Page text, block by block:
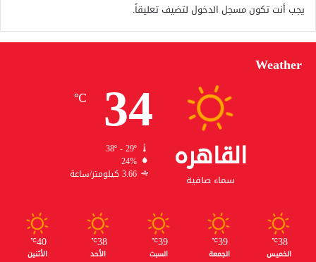
يجب أنت تكونمسجل الدخول لتضيف تعليقاً.
Weather
القاهره
سماء صافية
34
℃
38º - 29º
24%
3.66 كيلومتر/ساعة
38
℃
الخميس
39
℃
الجمعة
39
℃
السبت
38
℃
الأحد
40
℃
الأثنين